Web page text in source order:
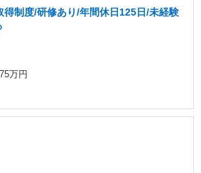
得制度/研修あり/年間休日125日/未経験
万円